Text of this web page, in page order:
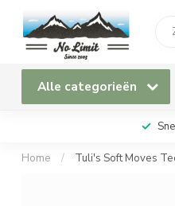
Alle categorieën
Home / Tuli's Soft Moves